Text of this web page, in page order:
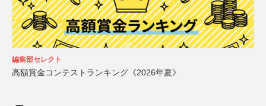
編集部セレクト
高額賞金コンテストランキング《2026年夏》